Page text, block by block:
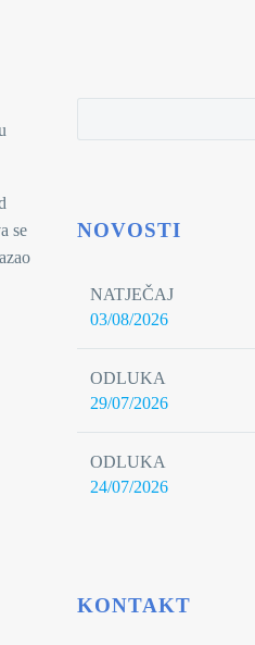
se
NOVOSTI
NATJEČAJ
03/08/2026
ODLUKA
29/07/2026
ODLUKA
24/07/2026
KONTAKT